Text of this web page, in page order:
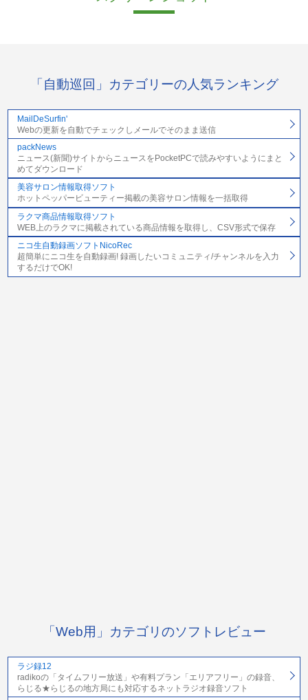
「自動巡回」カテゴリーの人気ランキング
MailDeSurfin'
Webの更新を自動でチェックしメールでそのまま送信
packNews
ニュース(新聞)サイトからニュースをPocketPCで読みやすいようにまと
めてダウンロード
美容サロン情報取得ソフト
ホットペッパービューティー掲載の美容サロン情報を一括取得
ラクマ商品情報取得ソフト
WEB上のラクマに掲載されている商品情報を取得し、CSV形式で保存
ニコ生自動録画ソフトNicoRec
超簡単にニコ生を自動録画! 録画したいコミュニティ/チャンネルを入力
するだけでOK!
「Web用」カテゴリのソフトレビュー
ラジ録12
radikoの「タイムフリー放送」や有料プラン「エリアフリー」の録音、
らじる★らじるの地方局にも対応するネットラジオ録音ソフト